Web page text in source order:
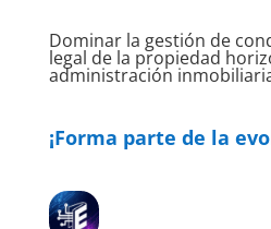
Dominar la gestión de
legal de la propiedad
administración
¡Forma parte de la